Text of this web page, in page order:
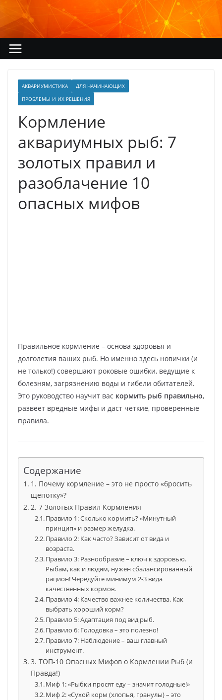
Перейти
содержимому
АКВАРИУМИСТИКА
ДЛЯ НАЧИНАЮЩИХ
ПРОБЛЕМЫ И ИХ РЕШЕНИЯ
Кормление
аквариумных рыб: 7
золотых правил и
разоблачение 10
опасных мифов
Правильное кормление – основа здоровья и
долголетия ваших рыб. Но именно здесь новички (и
не только!) совершают роковые ошибки, ведущие к
болезням, загрязнению воды и гибели обитателей.
Это руководство научит вас кормить рыб правильно,
развеет вредные мифы и даст четкие, проверенные
правила.
Содержание
1. Почему кормление – это не просто «бросить
щепотку»?
2. 7 Золотых Правил Кормления
Правило 1: Сколько кормить? «Минутный
принцип» и размер желудка.
Правило 2: Как часто? Зависит от вида и
возраста.
Правило 3: Разнообразие – ключ к здоровью.
Рыбам, как и людям, нужен сбалансированный
рацион! Чередуйте минимум 2-3 вида
качественных кормов.
Правило 4: Качество важнее количества. Как
выбрать хороший корм?
Правило 5: Адаптация под вид рыб.
Правило 6: Голодовка – это полезно!
Правило 7: Наблюдение – ваш главный
инструмент.
3. ТОП-10 Опасных Мифов о Кормлении Рыб (и
Правда!)
Миф 1: «Рыбки просят еду – значит голодные!»
Миф 2: «Сухой корм (хлопья, гранулы) – это